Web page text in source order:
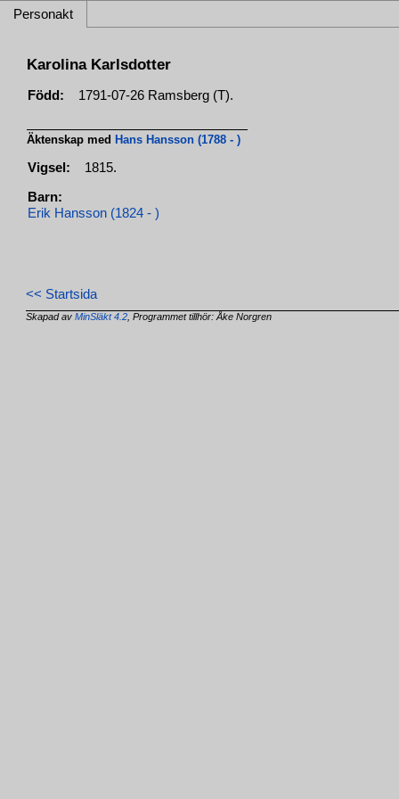
Personakt
Karolina Karlsdotter
Född: 1791-07-26 Ramsberg (T).
Äktenskap med Hans Hansson (1788 - )
Vigsel: 1815.
Barn:
Erik Hansson (1824 - )
<< Startsida
Skapad avMinSläkt 4.2 , Programmet tillhör: Åke Norgren